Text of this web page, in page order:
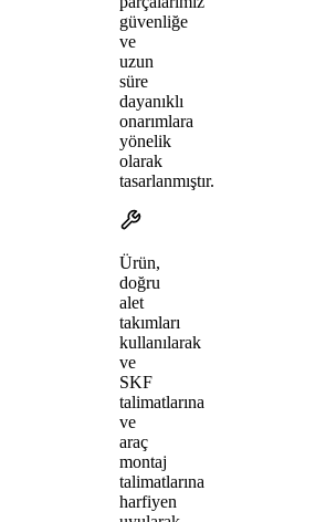
güvenliğe
ve
uzun
süre
dayanıklı
onarımlara
yönelik
olarak
tasarlanmıştır.
Ürün,
doğru
alet
takımları
kullanılarak
ve
SKF
talimatlarına
ve
araç
montaj
talimatlarına
harfiyen